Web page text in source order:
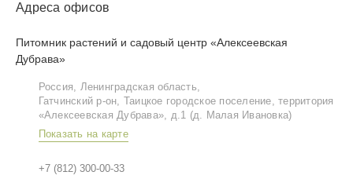
Адреса офисов
Питомник растений и садовый центр «Алексеевская
Дубрава»
Россия, Ленинградская область,
Гатчинский р‑он, Таицкое городское поселение, территория
«Алексеевская Дубрава», д.1 (д. Малая Ивановка)
Показать на карте
+7 (812) 300-00-33